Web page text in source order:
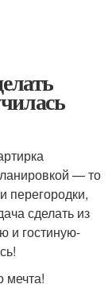
— то
перегородки,
сделать из
и гостиную-